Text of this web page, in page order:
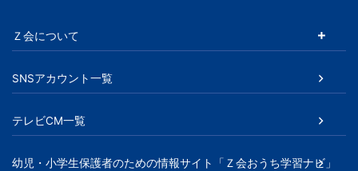
ま
で
Ｚ会について
SNSアカウント一覧
テレビCM一覧
幼児・小学生保護者のための情報サイト「Ｚ会おうち学習ナビ」